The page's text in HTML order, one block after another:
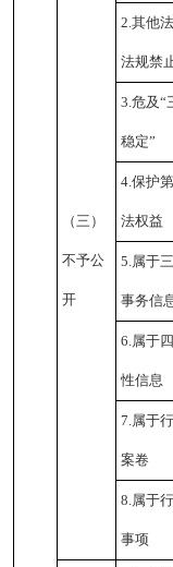
（三）
不予公
开
2.其他
法规禁
3.危及“
稳定”
4.保护
法权益
5.属于
事务信
6.属于
性信息
7.属于
案卷
8.属于
事项